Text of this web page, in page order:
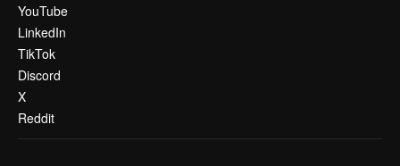
YouTube
LinkedIn
TikTok
Discord
X
Reddit